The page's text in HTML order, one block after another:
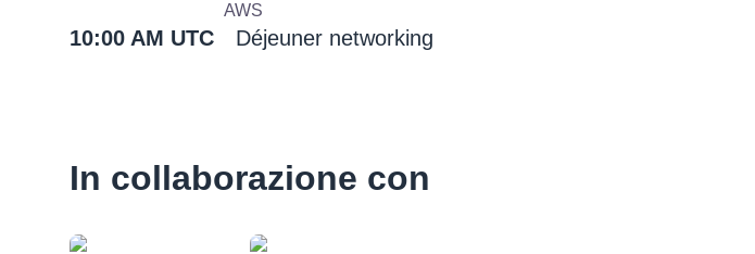
AWS
10:00 AM UTC Déjeuner networking
In collaborazione con